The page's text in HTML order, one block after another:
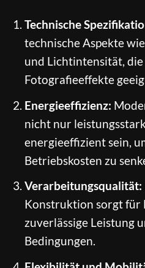
Technische
technische Aspekte
und Lichtintensität,
Fotografieeffekte
Energieeffizienz:
nicht nur
energieeffizient sein,
Betriebskosten zu
Verarbeitungsqualität:
Konstruktion sorgt für
zuverlässige Leistung
Bedingungen.